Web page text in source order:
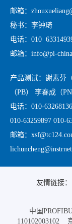
邮箱：
秘书：李钟琦
电话：010
邮箱：info@pi-
产品测试：谢素芬
（PB） 李春成（PN
电话：010-
010-63259897 010-
邮箱：
友情链接：
中国
110102003102